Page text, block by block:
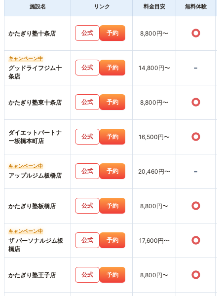
施設名 リンク 料金目安 無料体験
かたぎり塾十条店 公式 予約 8,800円〜 ○
キャンペーン中
グッドライフジム十
条店
公式 予約 14,800円〜 -
かたぎり塾東十条店 公式 予約 8,800円〜 ○
ダイエットパートナ
ー板橋本町店
公式 予約 16,500円〜 ○
キャンペーン中
アップルジム板橋店
公式 予約 20,460円〜 -
かたぎり塾板橋店 公式 予約 8,800円〜 ○
キャンペーン中
ザ パーソナルジム板
橋店
公式 予約 17,600円〜 ○
かたぎり塾王子店 公式 予約 8,800円〜 ○